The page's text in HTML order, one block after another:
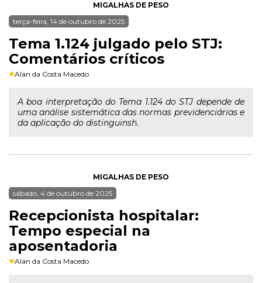
MIGALHAS DE PESO
terça-feira, 14 de outubro de 2025
Tema 1.124 julgado pelo STJ:
Comentários críticos
Alan da Costa Macedo
A boa interpretação do Tema 1.124 do STJ depende de
uma análise sistemática das normas previdenciárias e
da aplicação do distinguinsh.
MIGALHAS DE PESO
sábado, 4 de outubro de 2025
Recepcionista hospitalar:
Tempo especial na
aposentadoria
Alan da Costa Macedo